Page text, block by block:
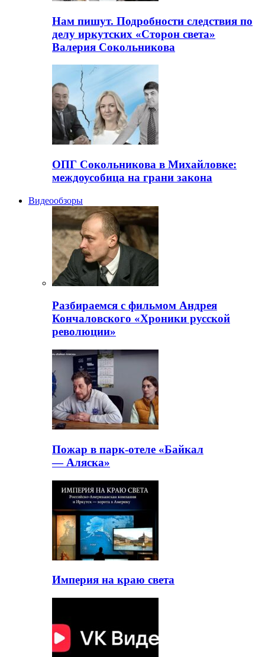
Нам пишут. Подробности следствия по
делу иркутских «Сторон света»
Валерия Сокольникова
ОПГ Сокольникова в Михайловке:
междоусобица на грани закона
Видеообзоры
Разбираемся с фильмом Андрея
Кончаловского «Хроники русской
революции»
Пожар в парк-отеле «Байкал
— Аляска»
Империя на краю света